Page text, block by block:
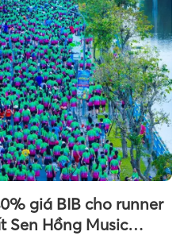
giá BIB cho runner
Sen Hồng Music